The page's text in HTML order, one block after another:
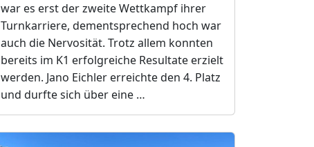
war es erst der zweite Wettkampf ihrer
Turnkarriere, dementsprechend hoch war
auch die Nervosität. Trotz allem konnten
bereits im K1 erfolgreiche Resultate erzielt
werden. Jano Eichler erreichte den 4. Platz
und durfte sich über eine …